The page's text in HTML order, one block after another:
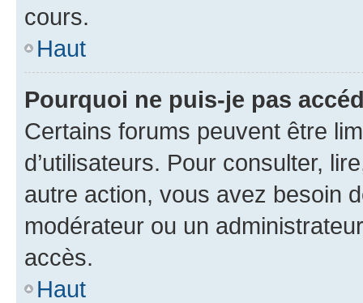
cours.
Haut
Pourquoi ne puis-je pas
Certains forums peuvent être
d’utilisateurs. Pour consulter,
autre action, vous avez besoin
modérateur ou un
accès.
Haut